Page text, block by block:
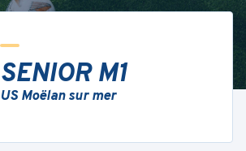
SENIOR M1
US Moëlan sur mer